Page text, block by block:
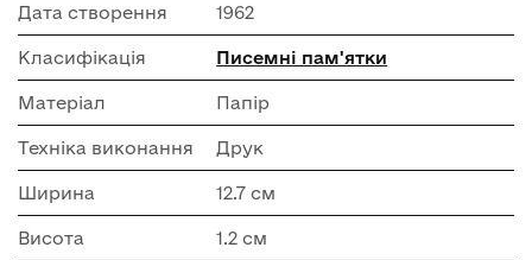
Дата створення 1962
Класифікація Писемні пам'ятки
Матеріал Папір
Техніка виконання Друк
Ширина 12.7 см
Висота 1.2 см